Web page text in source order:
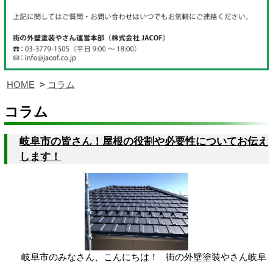
HOME コラム
コラム
岐阜市の皆さん！屋根の役割や必要性についてお伝え
します！
岐阜市のみなさん、こんにちは！ 街の外壁塗装やさん岐阜